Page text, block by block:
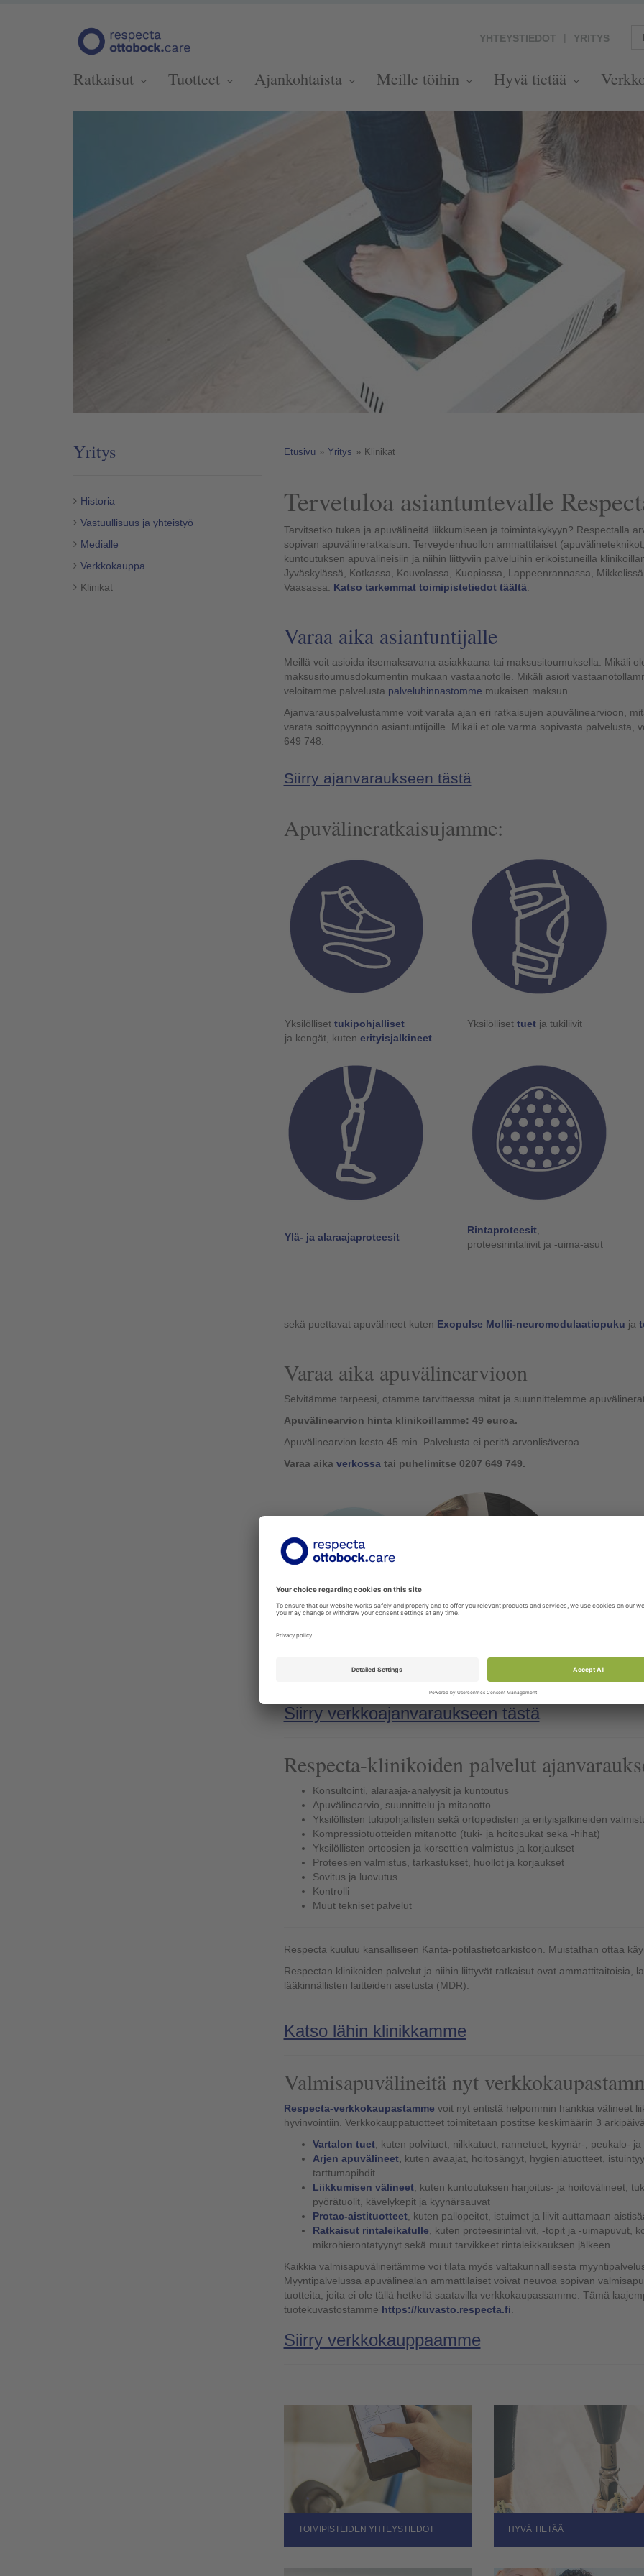
YHTEYSTIEDOT YRITYS
Ratkaisut Tuotteet Ajankohtaista Meille töihin Hyvä tietää
Yritys
Historia
Vastuullisuus ja yhteistyö
Medialle
Verkkokauppa
Klinikat
Etusivu » Yritys » Klinikat
Tervetuloa asiantuntevalle
Tarvitsetko tukea ja apuvälineitä liikkumiseen ja toimintakykyyn? Respectalla
sopivan apuvälineratkaisun. Terveydenhuollon ammattilaiset
kuntoutuksen apuvälineisiin ja niihin liittyviin palveluihin erikoistuneilla
Jyväskylässä, Kotkassa, Kouvolassa, Kuopiossa, Lappeenrannassa,
Vaasassa. Katso tarkemmat toimipistetiedot täältä
Varaa aika asiantuntijalle
Meillä voit asioida itsemaksavana asiakkaana tai maksusitoumuksella. Mikäli
maksusitoumusdokumentin mukaan vastaanotolle. Mikäli asioit
veloitamme palvelusta palveluhinnastomme mukaisen maksun.
Ajanvarauspalvelustamme voit varata ajan eri ratkaisujen apuvälinearvioon,
varata soittopyynnön asiantuntijoille. Mikäli et ole varma sopivasta palvelusta,
649 748.
Siirry ajanvaraukseen tästä
Apuvälineratkaisujamme:
Yksilölliset tukipohjalliset
ja kengät, kuten erityisjalkineet
Yksilölliset tuetja tukiliivit
Ylä- ja alaraajaproteesit
Rintaproteesit,
proteesirintaliivit ja -uima-asut
sekä puettavat apuvälineet kuten Exopulse Mollii-neuromodulaatiopuku ja
Varaa aika apuvälinearvioon
Selvitämme tarpeesi, otamme tarvittaessa mitat ja suunnittelemme
Apuvälinearvion hinta klinikoillamme: 49 euroa.
Apuvälinearvion kesto 45 min. Palvelusta ei peritä arvonlisäveroa.
Varaa aika verkossa tai puhelimitse 0207 649 749.
Siirry verkkoajanvaraukseen tästä
Respecta-klinikoiden palvelut
Konsultointi, alaraaja-analyysit ja kuntoutus
Apuvälinearvio, suunnittelu ja mitanotto
Yksilöllisten tukipohjallisten sekä ortopedisten ja erityisjalkineiden
Kompressiotuotteiden mitanotto (tuki- ja hoitosukat sekä -hihat)
Yksilöllisten ortoosien ja korsettien valmistus ja korjaukset
Proteesien valmistus, tarkastukset, huollot ja korjaukset
Sovitus ja luovutus
Kontrolli
Muut tekniset palvelut
Respecta kuuluu kansalliseen Kanta-potilastietoarkistoon. Muistathan ottaa
Respectan klinikoiden palvelut ja niihin liittyvät ratkaisut ovat ammattitaitoisia,
lääkinnällisten laitteiden asetusta (MDR).
Katso lähin klinikkamme
Valmisapuvälineitä nyt
Respecta-verkkokaupastamme voit nyt entistä helpommin hankkia välineet
hyvinvointiin. Verkkokauppatuotteet toimitetaan postitse keskimäärin 3
Vartalon tuet, kuten polvituet, nilkkatuet, rannetuet, kyynär-, peukalo-
Arjen apuvälineet, kuten avaajat, hoitosängyt, hygieniatuotteet,
tarttumapihdit
Liikkumisen välineet, kuten kuntoutuksen harjoitus- ja hoitovälineet,
pyörätuolit, kävelykepit ja kyynärsauvat
Protac-aistituotteet, kuten pallopeitot, istuimet ja liivit auttamaan
Ratkaisut rintaleikatulle , kuten proteesirintaliivit, -topit ja -uimapuvut,
mikrohierontatyynyt sekä muut tarvikkeet rintaleikkauksen jälkeen.
Kaikkia valmisapuvälineitämme voi tilata myös valtakunnallisesta
Myyntipalvelussa apuvälinealan ammattilaiset voivat neuvoa sopivan
tuotteita, joita ei ole tällä hetkellä saatavilla verkkokaupassamme. Tämä
tuotekuvastostamme https://kuvasto.respecta.fi
Siirry verkkokauppaamme
TOIMIPISTEIDEN YHTEYSTIEDOT HYVÄ TIETÄÄ